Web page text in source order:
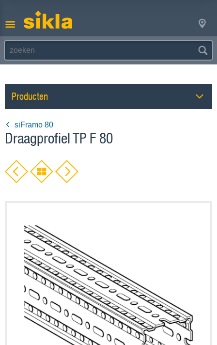
Producten
siFramo 80
Draagprofiel TP F 80